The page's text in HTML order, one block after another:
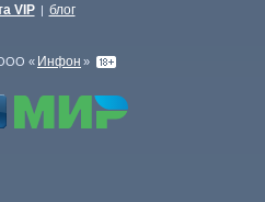
VIP | блог
« Инфон »